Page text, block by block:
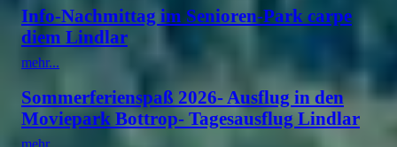
Info-Nachmittag im Senioren-Park carpe
diem Lindlar
mehr...
Sommerferienspaß 2026- Ausflug in den
Moviepark Bottrop- Tagesausflug Lindlar
mehr...